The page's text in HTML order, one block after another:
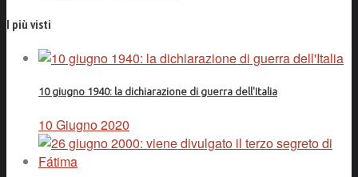
I più visti
10 giugno 1940: la dichiarazione di guerra dell'Italia
10 Giugno 2020